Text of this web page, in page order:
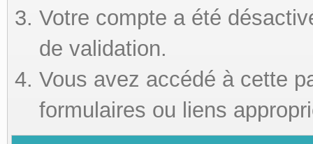
Votre compte a été
de validation.
Vous avez accédé à cette
formulaires ou liens